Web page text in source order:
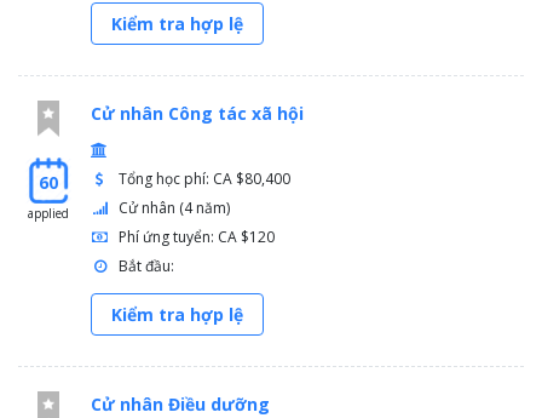
Kiểm tra hợp lệ
60
applied
Cử nhân Công tác xã hội
Tổng học phí: CA $80,400
Cử nhân (4 năm)
Phí ứng tuyển: CA $120
Bắt đầu:
Kiểm tra hợp lệ
Cử nhân Điều dưỡng